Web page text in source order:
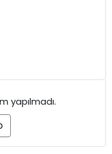
yapılmadı.